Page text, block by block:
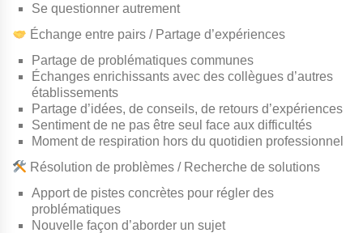
Se questionner autrement
Échangeentre pairs / Partage d’expériences
Partage de problématiques communes
Échanges enrichissants avec des collègues d’autres
établissements
Partage d’idées, de conseils, de retours d’expériences
Sentiment de ne pas être seul face aux difficultés
Moment de respiration hors du quotidien professionnel
Résolution de problèmes / Recherche de solutions
Apport de pistes concrètes pour régler des
problématiques
Nouvelle façon d’aborder un sujet